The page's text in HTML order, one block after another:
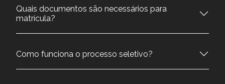
Quais documentos são necessários para
matrícula?
Como funciona o processo seletivo?